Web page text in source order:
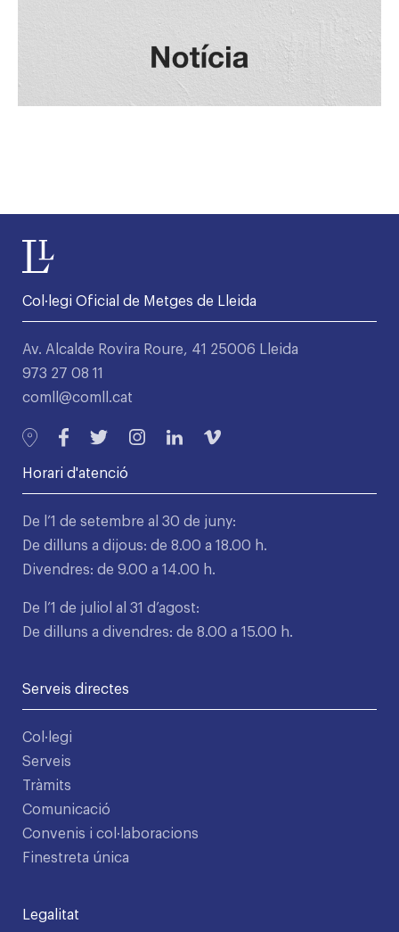
Col·legi Oficial de Metges de Lleida
Av. Alcalde Rovira Roure, 41 25006 Lleida
973 27 08 11
comll@comll.cat
Horari d'atenció
De l’1 de setembre al 30 de juny:
De dilluns a dijous: de 8.00 a 18.00 h.
Divendres: de 9.00 a 14.00 h.
De l’1 de juliol al 31 d’agost:
De dilluns a divendres: de 8.00 a 15.00 h.
Serveis directes
Col·legi
Serveis
Tràmits
Comunicació
Convenis i col·laboracions
Finestreta única
Legalitat